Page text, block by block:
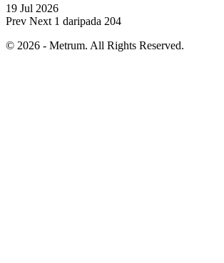
19 Jul 2026
Prev Next 1 daripada 204
© 2026 - Metrum. All Rights Reserved.